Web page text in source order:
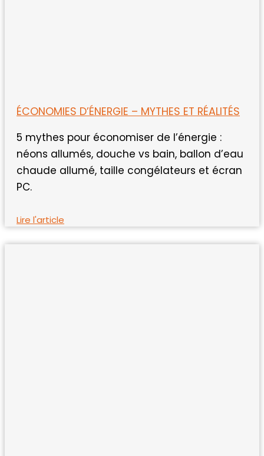
ÉCONOMIES D’ÉNERGIE – MYTHES ET RÉALITÉS
5 mythes pour économiser de l’énergie :
néons allumés, douche vs bain, ballon d’eau
chaude allumé, taille congélateurs et écran
PC.
Lire l'article